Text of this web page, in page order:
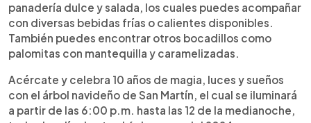
panadería dulce y salada, los cuales puedes acompañar
con diversas bebidas frías o calientes disponibles.
También puedes encontrar otros bocadillos como
palomitas con mantequilla y caramelizadas.
Acércate y celebra 10 años de magia, luces y sueños
con el árbol navideño de San Martín, el cual se iluminará
a partir de las 6:00 p.m. hasta las 12 de la medianoche,